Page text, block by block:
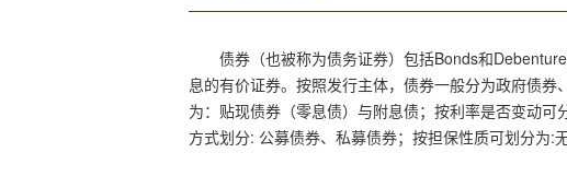
债券（也被称为债务证券）包括Bonds和
息的有价证券。按照发行主体，债券一般分为政府债券
为：贴现债券（零息债）与附息债；按利率是否变动
方式划分: 公募债券、私募债券；按担保性质可划分为: